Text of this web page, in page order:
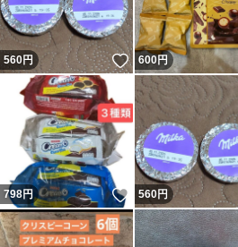
560円 いいね！
600円
798円 いいね！
560円